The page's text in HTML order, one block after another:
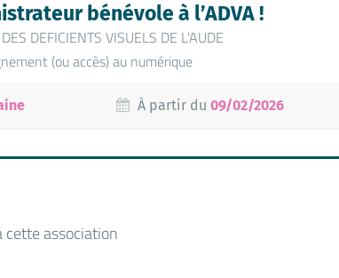
bénévole à l’ADVA !
DEFICIENTS VISUELS DE L'AUDE
(ou accès) au numérique
À partir du09/02/2026
cette association